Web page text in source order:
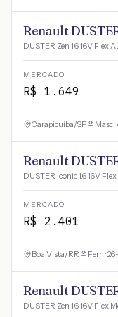
Renault
DUSTER Zen 1.6 16V Flex
MERCADO
R$1.649
Carapicuíba/SP Masc ·
Renault
DUSTER Iconic 1.6 16V
MERCADO
R$2.401
Boa Vista/RR Fem ·
Renault
DUSTER Zen 1.6 16V Flex